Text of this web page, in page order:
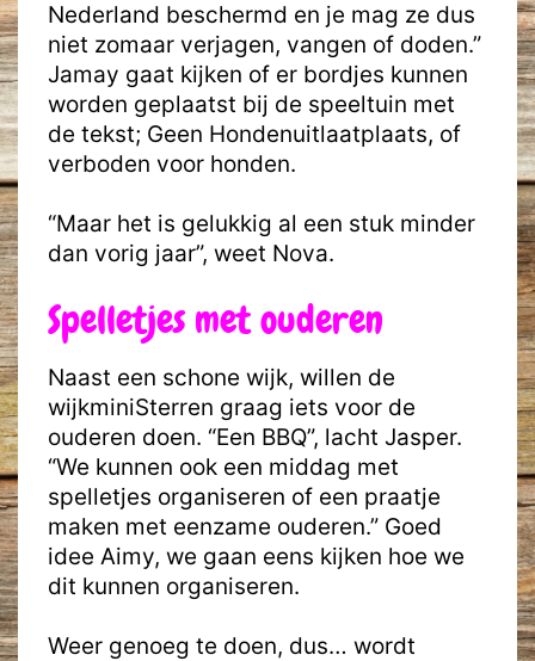
Nederland beschermd en je mag ze dus
niet zomaar verjagen, vangen of doden.”
Jamay gaat kijken of er bordjes kunnen
worden geplaatst bij de speeltuin met
de tekst; Geen Hondenuitlaatplaats, of
verboden voor honden.
“Maar het is gelukkig al een stuk minder
dan vorig jaar”, weet Nova.
Spelletjes met ouderen
Naast een schone wijk, willen de
wijkminiSterren graag iets voor de
ouderen doen. “Een BBQ”, lacht Jasper.
“We kunnen ook een middag met
spelletjes organiseren of een praatje
maken met eenzame ouderen.” Goed
idee Aimy, we gaan eens kijken hoe we
dit kunnen organiseren.
Weer genoeg te doen, dus… wordt